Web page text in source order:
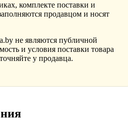
комплекте поставки и
продавцом и носят
не являются публичной
и условия поставки товара
у продавца.